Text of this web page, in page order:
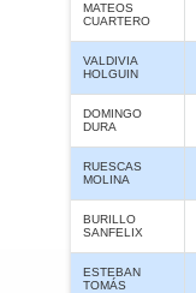
MATEOS
CUARTERO
VALDIVIA
HOLGUIN
DOMINGO
DURA
RUESCAS
MOLINA
BURILLO
SANFELIX
ESTEBAN
TOMÁS